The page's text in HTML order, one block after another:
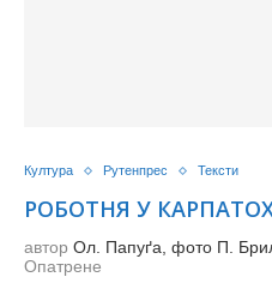
Култура Рутенпрес Тексти
РОБОТНЯ У
автор Ол. Папуґа, фото П.
Опатрене